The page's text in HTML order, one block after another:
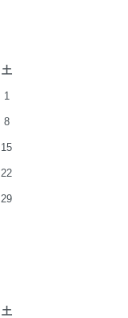
土
1
8
15
22
29
土